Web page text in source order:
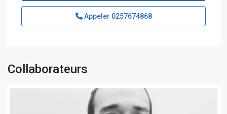
Appeler 0257674868
Collaborateurs